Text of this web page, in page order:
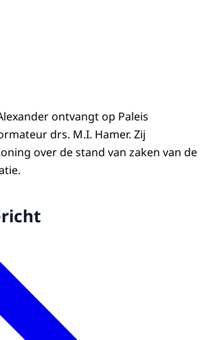
ontvangt op Paleis
drs. M.I. Hamer. Zij
over de stand van zaken van de